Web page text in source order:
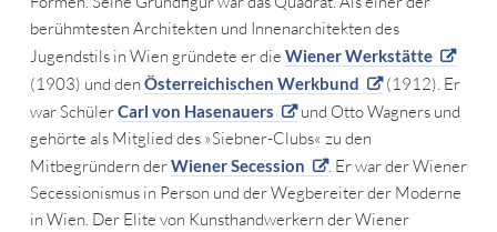
berühmtesten Architekten und Innenarchitekten des
Jugendstils in Wien gründete er die Wiener Werkstätte
(1903) und den Österreichischen Werkbund
(1912). Er
war SchülerCarl von Hasenauers
und Otto Wagners und
gehörte als Mitglied des »Siebner-Clubs« zu den
Mitbegründern derWiener Secession
. Er war der Wiener
Secessionismus in Person und der Wegbereiter der Moderne
in Wien. Der Elite von Kunsthandwerkern der Wiener